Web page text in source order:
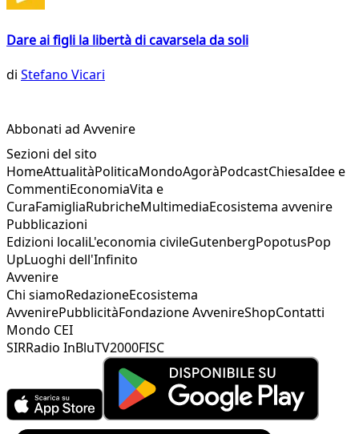
Dare ai figli la libertà di cavarsela da soli
di Stefano Vicari
Abbonati ad Avvenire
Sezioni del sito
HomeAttualitàPoliticaMondoAgoràPodcastChiesaIdee e
CommentiEconomiaVita e
CuraFamigliaRubricheMultimediaEcosistema avvenire
Pubblicazioni
Edizioni localiL'economia civileGutenbergPopotusPop
UpLuoghi dell'Infinito
Avvenire
Chi siamoRedazioneEcosistema
AvvenirePubblicitàFondazione AvvenireShopContatti
Mondo CEI
SIRRadio InBluTV2000FISC